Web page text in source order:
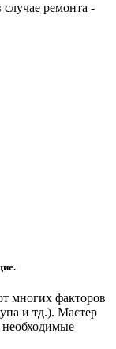
ремонта -
многих факторов
и тд.). Мастер
необходимые